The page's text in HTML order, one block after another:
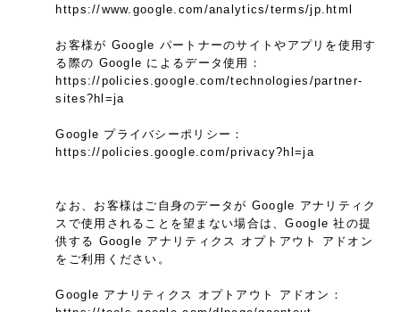
https://www.google.com/analytics/terms/jp.html
お客様が Google パートナーのサイトやアプリを使用す
る際の Google によるデータ使用：
https://policies.google.com/technologies/partner-
sites?hl=ja
Google プライバシーポリシー：
https://policies.google.com/privacy?hl=ja
なお、お客様はご自身のデータが Google アナリティク
スで使用されることを望まない場合は、Google 社の提
供する Google アナリティクス オプトアウト アドオン
をご利用ください。
Google アナリティクス オプトアウト アドオン：